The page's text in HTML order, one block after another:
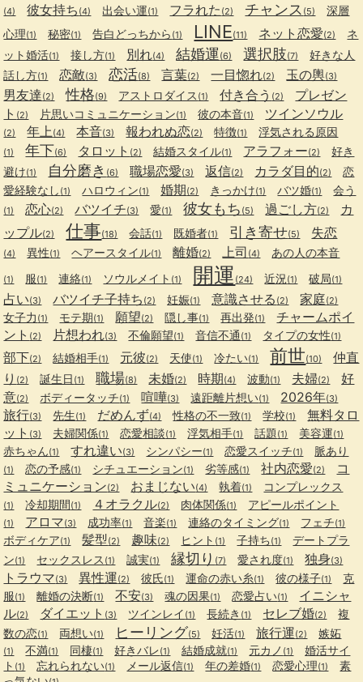
(4) 彼女持ち (4) 出会い運(1) フラれた (2) チャンス (5)
深層
心理(1) 秘密(1) 告白どっちから (1) LINE(11) ネット恋愛(2)
ネ
ット婚活(1) 接し方(1) 別れ(4) 結婚運(6) 選択肢(7)
好きな人
話し方(1) 恋敵(3) 恋活(8) 言葉(2) 一目惚れ(2) 玉の輿(3)
男友達(2) 性格(9) アストロダイス (1) 付き合う (2)
プレゼン
ト (2) 片思いコミュニケーション(1) 彼の本音(1) ツインソウル
(2) 年上 (4) 本音(3) 報われぬ恋(2) 特徴(1) 浮気される原因
(1) 年下(6) タロット (2) 結婚スタイル(1) アラフォー(2)
好き
避け(1) 自分磨き (6) 職場恋愛(3) 返信(2) カラダ目的(2)
恋
愛経験なし (1) ハロウィン(1) 婚期(2) きっかけ(1) バツ婚(1) 会う
(1) 恋心(2) バツイチ(3) 愛(1) 彼女もち (5) 過ごし方(2)
カ
ップル(2) 仕事(18) 会話(1) 既婚者(1) 引き寄せ(5) 失恋
(4) 異性(1) ヘアースタイル(1) 離婚(2) 上司 (4) あの人の本音
(1) 服(1) 連絡(1) ソウルメイト (1) 開運 (24) 近況 (1) 破局(1)
占い(3) バツイチ子持ち (2) 妊娠(1) 意識させる (2) 家庭(2)
女子力 (1) モテ期(1) 願望(2) 隠し事(1) 再出発(1)
チャームポイ
ント (2) 片想われ(3) 不倫願望(1) 音信不通 (1) タイプの女性(1)
部下(2) 結婚相手(1) 元彼(2) 天使(1) 冷たい(1) 前世(10)
仲直
り (2) 誕生日 (1) 職場(8) 未婚(2) 時期(4) 波動(1) 夫婦(2)
好
意(2) ボディータッチ(1) 喧嘩(3) 遠距離片想い(1) 2026年(3)
旅行(3) 先生(1) だめんず(4) 性格の不一致(1) 学校(1)
無料タロ
ット (3) 夫婦関係(1) 恋愛相談(1) 浮気相手(1) 話題(1) 美容運(1)
赤ちゃん(1) すれ違い(3) シンパシー(1) 恋愛スイッチ(1) 脈あり
(1) 恋の予感(1) シチュエーション(1) 劣等感(1) 社内恋愛(2)
コ
ミュニケーション(2) おまじない(4) 執着(1) コンプレックス
(1) 冷却期間(1) ４オラクル(2) 肉体関係(1) アピールポイント
(1) アロマ(3) 成功率(1) 音楽(1) 連絡のタイミング(1) フェチ(1)
ボディケア(1) 髪型(2) 趣味(2) ヒント (1) 子持ち(1)
デートプラ
ン(1) セックスレス (1) 誠実(1) 縁切り (7) 愛され度(1) 独身(3)
トラウマ(3) 異性運(2) 彼氏(1) 運命の赤い糸(1) 彼の様子(1)
克
服(1) 離婚の決断(1) 不安(3) 魂の因果(1) 恋愛占い(1)
イニシャ
ル(2) ダイエット (3) ツインレイ (1) 長続き (1) セレブ婚(2)
複
数の恋(1) 両想い(1) ヒーリング(5) 妊活(1) 旅行運(2) 嫉妬
(1) 不満(1) 同棲(1) 好きバレ(1) 結婚成就(1) 元カノ (1)
婚活サイ
ト (1) 忘れられない(1) メール返信(1) 年の差婚(1) 恋愛心理(1)
素